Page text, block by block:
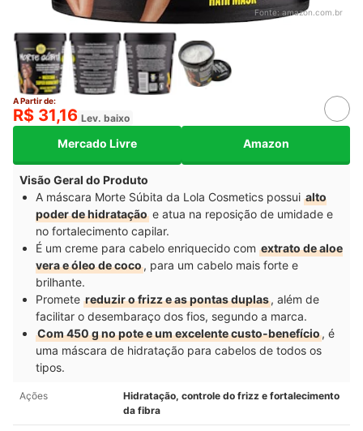
Fonte: amazon.com.br
A Partir de:
R$ 31,16 Lev. baixo
Mercado Livre Amazon
Visão Geral do Produto
A máscara Morte Súbita da Lola Cosmetics possui alto
poder de hidratação e atua na reposição de umidade e
no fortalecimento capilar.
É um creme para cabelo enriquecido com extrato de aloe
vera e óleo de coco, para um cabelo mais forte e
brilhante.
Promete reduzir o frizz e as pontas duplas, além de
facilitar o desembaraço dos fios, segundo a marca.
Com 450 g no pote e um excelente custo-benefício, é
uma máscara de hidratação para cabelos de todos os
tipos.
Ações
Hidratação, controle do frizz e fortalecimento
da fibra